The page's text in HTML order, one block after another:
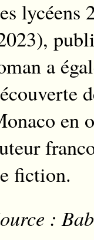
lycéens
a
en
fiction.
: